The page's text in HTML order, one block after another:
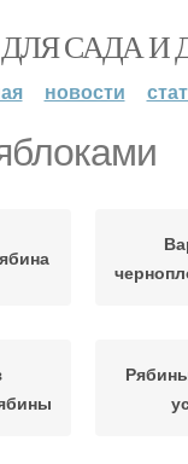
САДА И
новости